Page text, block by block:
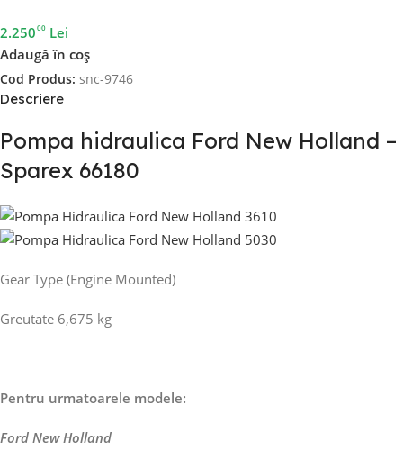
2.25000 Lei
Adaugă în coș
Cod Produs: snc-9746
Descriere
Pompa hidraulica Ford New Holland –
Sparex 66180
Gear Type (Engine Mounted)
Greutate 6,675 kg
Pentru urmatoarele modele:
Ford New Holland